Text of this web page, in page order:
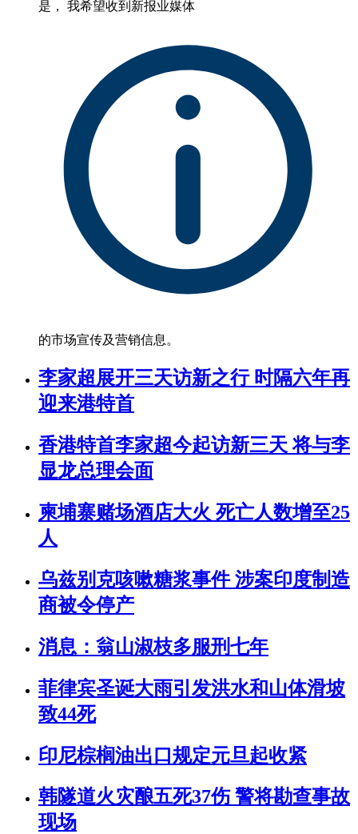
是， 我希望收到新报业媒体
的市场宣传及营销信息。
李家超展开三天访新之行 时隔六年再
迎来港特首
香港特首李家超今起访新三天 将与李
显龙总理会面
柬埔寨赌场酒店大火 死亡人数增至25
人
乌兹别克咳嗽糖浆事件 涉案印度制造
商被令停产
消息：翁山淑枝多服刑七年
菲律宾圣诞大雨引发洪水和山体滑坡
致44死
印尼棕榈油出口规定元旦起收紧
韩隧道火灾酿五死37伤 警将勘查事故
现场